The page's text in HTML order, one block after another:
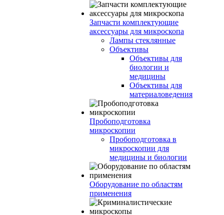
Запчасти комплектующие
аксессуары для микроскопа
Лампы стеклянные
Объективы
Объективы для
биологии и
медицины
Объективы для
материаловедения
Пробоподготовка
микроскопии
Пробоподготовка в
микроскопии для
медицины и биологии
Оборудование по областям
применения